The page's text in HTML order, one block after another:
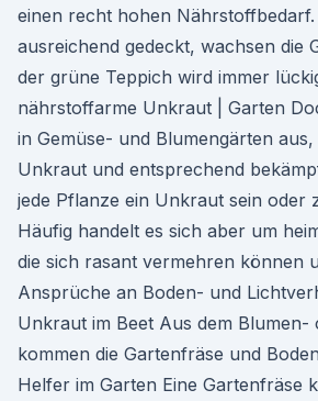
einen recht hohen
ausreichend gedeckt, wachsen die
der grüne Teppich wird immer
nährstoffarme Unkraut | Garten
in Gemüse- und Blumengärten
Unkraut und entsprechend
jede Pflanze ein Unkraut sein oder
Häufig handelt es sich aber um
die sich rasant vermehren können
Ansprüche an Boden- und
Unkraut im Beet Aus dem Blumen-
kommen die Gartenfräse und
Helfer im Garten Eine Gartenfräse